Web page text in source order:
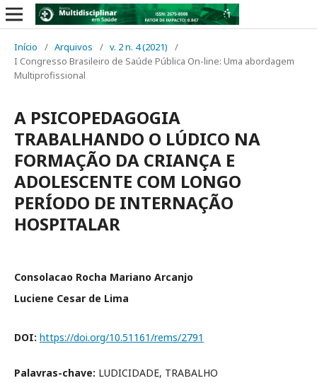
Início / Arquivos / v. 2 n. 4 (2021)
/
I Congresso Brasileiro de Saúde Pública On-line: Uma abordagem
Multiprofissional
A PSICOPEDAGOGIA
TRABALHANDO O LÚDICO NA
FORMAÇÃO DA CRIANÇA E
ADOLESCENTE COM LONGO
PERÍODO DE INTERNAÇÃO
HOSPITALAR
Consolacao Rocha Mariano Arcanjo
Luciene Cesar de Lima
DOI: https://doi.org/10.51161/rems/2791
Palavras-chave: LUDICIDADE, TRABALHO